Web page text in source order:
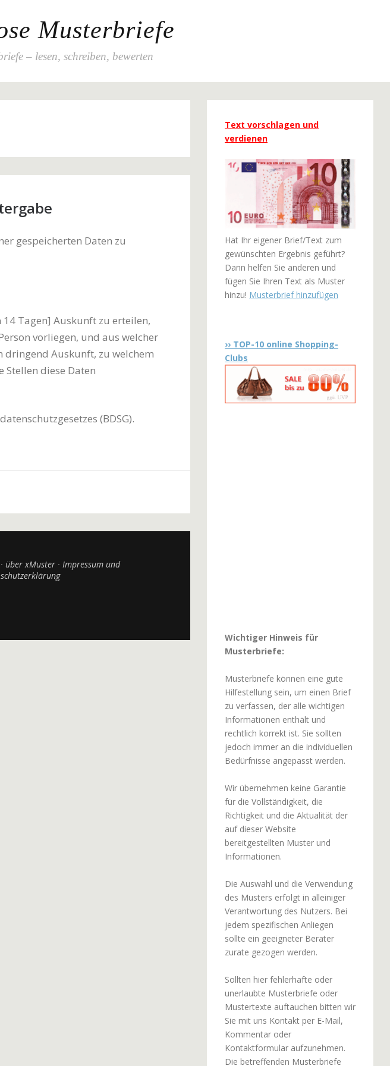
Musterbriefe
– lesen, schreiben, bewerten
gespeicherten Daten zu
Tagen] Auskunft zu erteilen,
vorliegen, und aus welcher
Auskunft, zu welchem
Stellen diese Daten
(BDSG).
über xMuster
Impressum und
Text vorschlagen und
verdienen
Hat Ihr eigener Brief/Text zum
gewünschten Ergebnis geführt?
Dann helfen Sie anderen und
fügen Sie Ihren Text als Muster
hinzu! Musterbrief hinzufügen
›› TOP-10 online Shopping-
Clubs
Wichtiger Hinweis für
Musterbriefe:
Musterbriefe können eine gute
Hilfestellung sein, um einen Brief
zu verfassen, der alle wichtigen
Informationen enthält und
rechtlich korrekt ist. Sie sollten
jedoch immer an die individuellen
Bedürfnisse angepasst werden.
Wir übernehmen keine Garantie
für die Vollständigkeit, die
Richtigkeit und die Aktualität der
auf dieser Website
bereitgestellten Muster und
Informationen.
Die Auswahl und die Verwendung
des Musters erfolgt in alleiniger
Verantwortung des Nutzers. Bei
jedem spezifischen Anliegen
sollte ein geeigneter Berater
zurate gezogen werden.
Sollten hier fehlerhafte oder
unerlaubte Musterbriefe oder
Mustertexte auftauchen bitten wir
Sie mit uns Kontakt per E-Mail,
Kommentar oder
Kontaktformular aufzunehmen.
Die betreffenden Musterbriefe